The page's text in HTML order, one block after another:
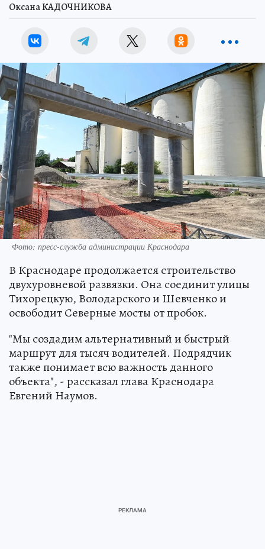
Оксана КАДОЧНИКОВА
Фото: пресс-служба администрации Краснодара
В Краснодаре продолжается строительство
двухуровневой развязки. Она соединит улицы
Тихорецкую, Володарского и Шевченко и
освободит Северные мосты от пробок.
"Мы создадим альтернативный и быстрый
маршрут для тысяч водителей. Подрядчик
также понимает всю важность данного
объекта", - рассказал глава Краснодара
Евгений Наумов.